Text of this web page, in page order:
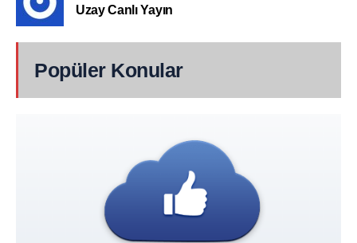
Uzay Canlı Yayın
Popüler Konular